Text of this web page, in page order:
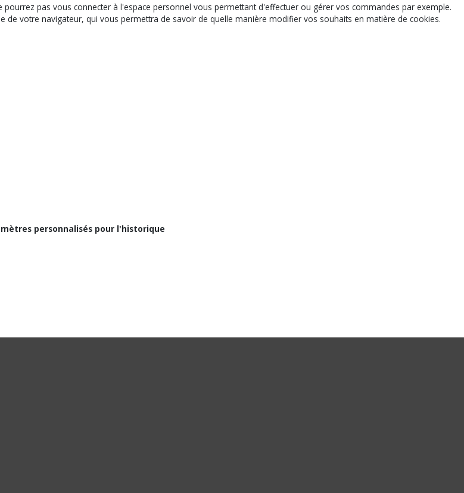
pas vous connecter à l'espace personnel vous permettant d'effectuer ou gérer vos commandes par exemple.
de votre navigateur, qui vous permettra de savoir de quelle manière modifier vos souhaits en matière de cookies.
personnalisés pour l'historique